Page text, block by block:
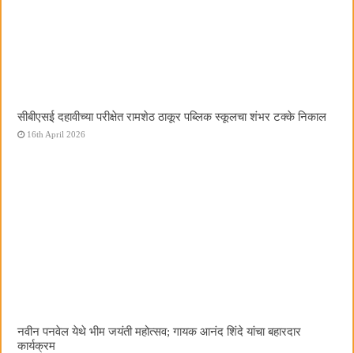
सीबीएसई दहावीच्या परीक्षेत रामशेठ ठाकूर पब्लिक स्कूलचा शंभर टक्के निकाल
16th April 2026
नवीन पनवेल येथे भीम जयंती महोत्सव; गायक आनंद शिंदे यांचा बहारदार
कार्यक्रम